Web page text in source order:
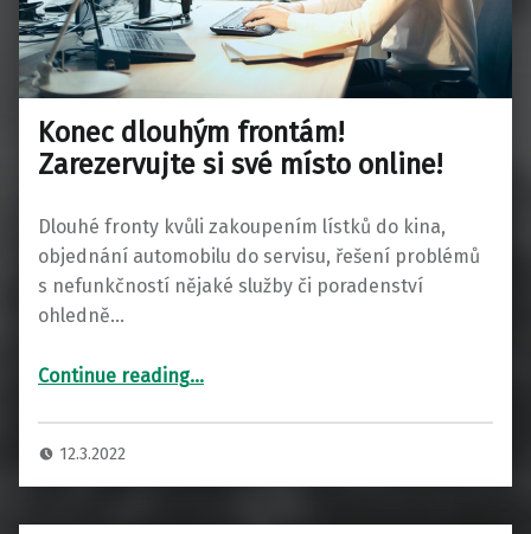
Konec dlouhým frontám!
Zarezervujte si své místo online!
Dlouhé fronty kvůli zakoupením lístků do kina,
objednání automobilu do servisu, řešení problémů
s nefunkčností nějaké služby či poradenství
ohledně…
Continue reading“Konec dlouhým frontám! Zarezervujte si své místo online!”
…
12.3.2022